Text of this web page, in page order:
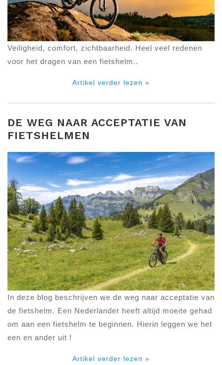
Veiligheid, comfort, zichtbaarheid. Heel veel redenen
voor het dragen van een fietshelm..
Artikel verder lezen »
DE WEG NAAR ACCEPTATIE VAN
FIETSHELMEN
In deze blog beschrijven we de weg naar acceptatie van
de fietshelm. Een Nederlander heeft altijd moeite gehad
om aan een fietshelm te beginnen. Hierin leggen we het
een en ander uit !
Artikel verder lezen »